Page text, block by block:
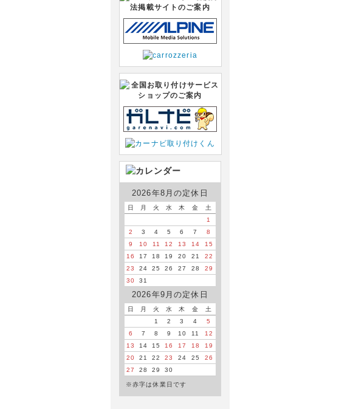
2026年8月の定休日
日 月 火 水 木 金
土
1
2
3 4 5 6 7
8
9
10 11 12 13 14
15
16
17 18 19 20 21
22
23
24 25 26 27 28
29
30
31
2026年9月の定休日
日 月 火 水 木 金
土
1
2 3 4
5
6
7 8 9 10 11
12
13
14 15 16 17 18
19
20
21 22 23 24 25
26
27
28 29 30
※赤字は休業日です